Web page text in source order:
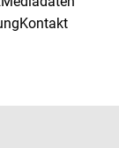
Kontakt